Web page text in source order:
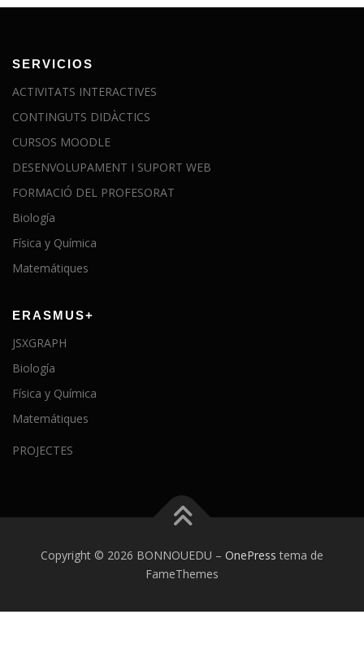
SERVICIOS
ACTIVITATS INTERACTIVES
CONTINGUTS DIDÀCTICS
CURSOS MOODLE
DESENVOLUPAMENT I SUPORT WEB
FORMACIÓ DEL PROFESORAT
Biología
Física y Química
Matemátiques
ERASMUS+
JSXGRAPH
Biología
Física y Química
Matemátiques
PROJECTES
Copyright © 2026 BONNOUEDU – OnePress tema de
FameThemes